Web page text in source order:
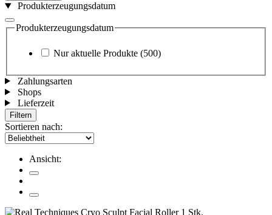
Produkterzeugungsdatum
Produkterzeugungsdatum
Nur aktuelle Produkte (500)
Zahlungsarten
Shops
Lieferzeit
Filtern
Sortieren nach:
Ansicht: